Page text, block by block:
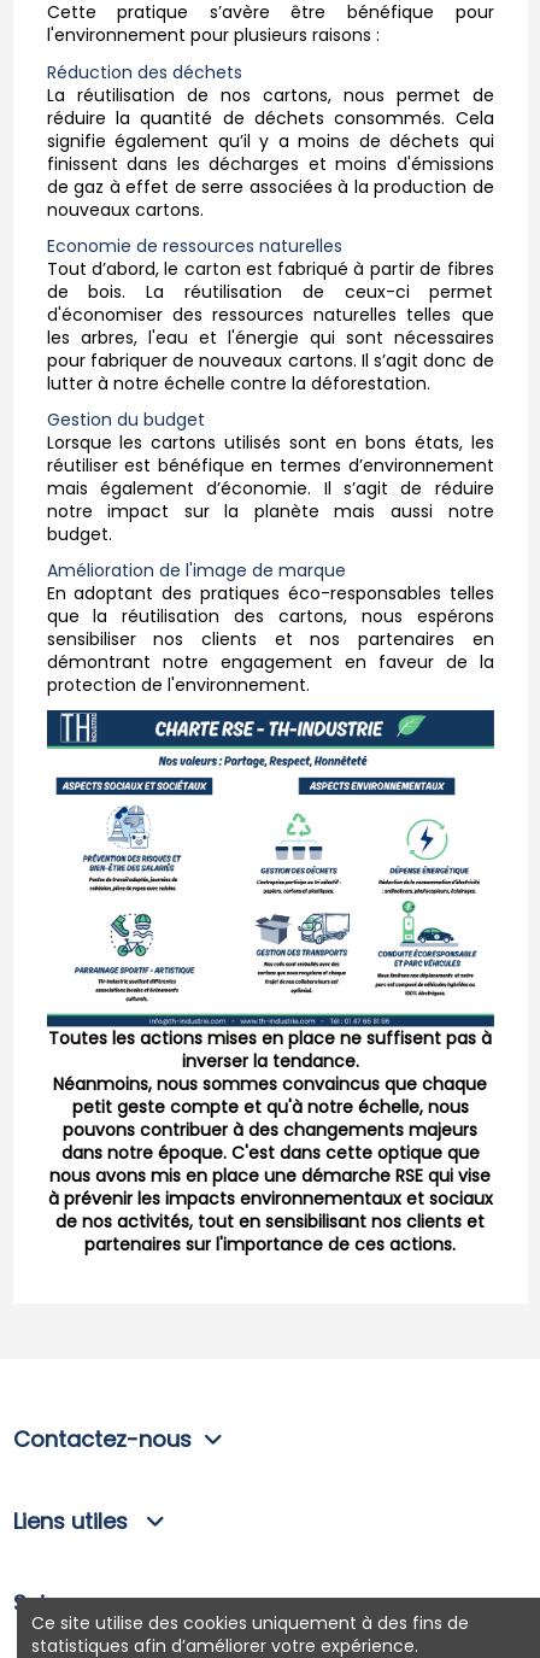
Cette pratique s’avère être bénéfique pour
l'environnement pour plusieurs raisons :
Réduction des déchets
La réutilisation de nos cartons, nous permet de
réduire la quantité de déchets consommés. Cela
signifie également qu’il y a moins de déchets qui
finissent dans les décharges et moins d'émissions
de gaz à effet de serre associées à la production de
nouveaux cartons.
Economie de ressources naturelles
Tout d’abord, le carton est fabriqué à partir de fibres
de bois. La réutilisation de ceux-ci permet
d'économiser des ressources naturelles telles que
les arbres, l'eau et l'énergie qui sont nécessaires
pour fabriquer de nouveaux cartons. Il s’agit donc de
lutter à notre échelle contre la déforestation.
Gestion du budget
Lorsque les cartons utilisés sont en bons états, les
réutiliser est bénéfique en termes d’environnement
mais également d’économie. Il s’agit de réduire
notre impact sur la planète mais aussi notre
budget.
Amélioration de l'image de marque
En adoptant des pratiques éco-responsables telles
que la réutilisation des cartons, nous espérons
sensibiliser nos clients et nos partenaires en
démontrant notre engagement en faveur de la
protection de l'environnement.
Toutes les actions mises en place ne suffisent pas à
inverser la tendance.
Néanmoins, nous sommes convaincus que chaque
petit geste compte et qu'à notre échelle, nous
pouvons contribuer à des changements majeurs
dans notre époque. C'est dans cette optique que
nous avons mis en place une démarche RSE qui vise
à prévenir les impacts environnementaux et sociaux
de nos activités, tout en sensibilisant nos clients et
partenaires sur l'importance de ces actions.
Contactez-nous
Liens utiles
Suivez-nous
Ce site utilise des cookies uniquement à des fins de
statistiques afin d’améliorer votre expérience.